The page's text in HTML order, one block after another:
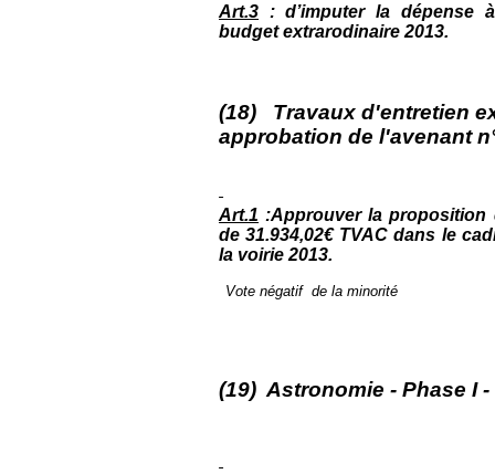
Art.3 : d’imputer la dépense
budget extrarodinaire 2013.
(18) Travaux d'entretien
approbation de l'avenant
Art.1 :Approuver la proposition
de 31.934,02€ TVAC dans le
la voirie 2013.
Vote négatif de la minorité
(19) Astronomie - Phase I